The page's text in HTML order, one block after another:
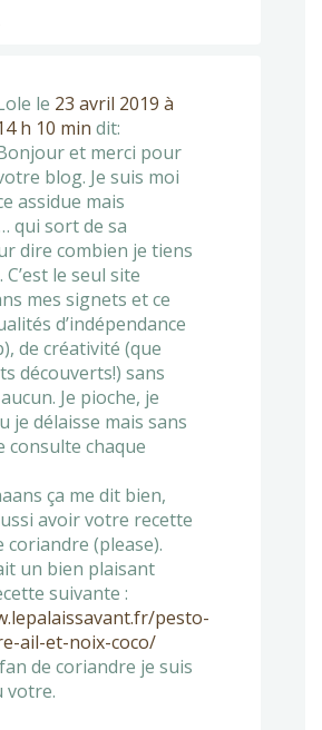
le 23 avril 2019 à
h 10 min dit:
et merci pour
blog. Je suis moi
assidue mais
qui sort de sa
dire combien je tiens
le seul site
mes signets et ce
d’indépendance
de créativité (que
découverts!) sans
Je pioche, je
je délaisse mais sans
consulte chaque
ça me dit bien,
avoir votre recette
coriandre (please).
un bien plaisant
suivante :
pesto-
ail-et-noix-coco/
de coriandre je suis
votre.